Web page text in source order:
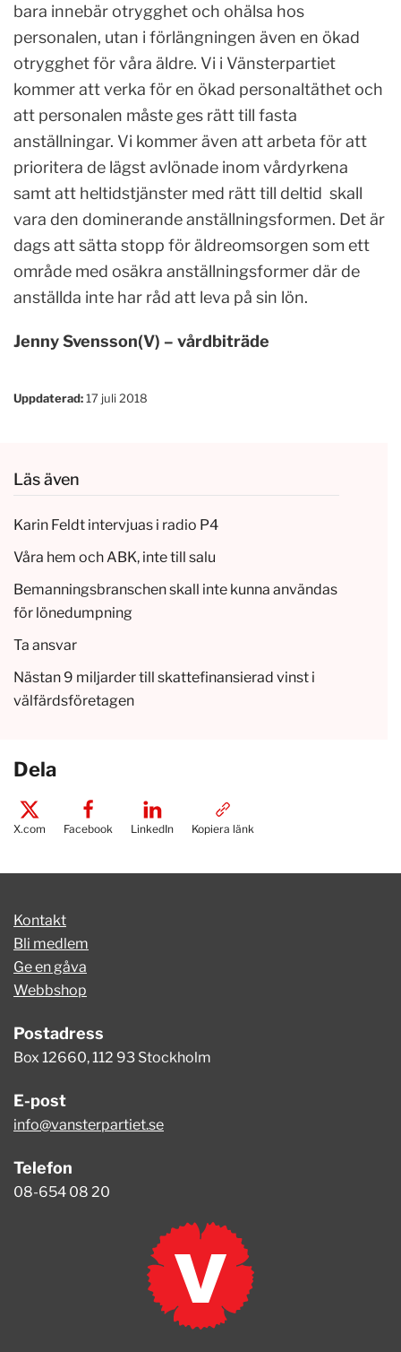
bara innebär otrygghet och ohälsa hos
personalen, utan i förlängningen även en ökad
otrygghet för våra äldre. Vi i Vänsterpartiet
kommer att verka för en ökad personaltäthet och
att personalen måste ges rätt till fasta
anställningar. Vi kommer även att arbeta för att
prioritera de lägst avlönade inom vårdyrkena
samt att heltidstjänster med rätt till deltid skall
vara den dominerande anställningsformen. Det är
dags att sätta stopp för äldreomsorgen som ett
område med osäkra anställningsformer där de
anställda inte har råd att leva på sin lön.
Jenny Svensson(V) – vårdbiträde
Uppdaterad:17 juli 2018
Läs även
Karin Feldt intervjuas i radio P4
Våra hem och ABK, inte till salu
Bemanningsbranschen skall inte kunna användas
för lönedumpning
Ta ansvar
Nästan 9 miljarder till skattefinansierad vinst i
välfärdsföretagen
Dela
X.com Facebook LinkedIn Kopiera länk
Kontakt
Bli medlem
Ge en gåva
Webbshop
Postadress
Box 12660, 112 93 Stockholm
E-post
info@vansterpartiet.se
Telefon
08-654 08 20